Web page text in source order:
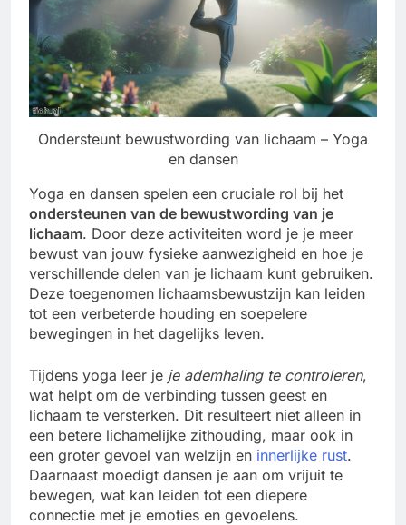
Ondersteunt bewustwording van lichaam – Yoga
en dansen
Yoga en dansen spelen een cruciale rol bij het
ondersteunen van de bewustwording van je
lichaam. Door deze activiteiten word je je meer
bewust van jouw fysieke aanwezigheid en hoe je
verschillende delen van je lichaam kunt gebruiken.
Deze toegenomen lichaamsbewustzijn kan leiden
tot een verbeterde houding en soepelere
bewegingen in het dagelijks leven.
Tijdens yoga leer je je ademhaling te controleren,
wat helpt om de verbinding tussen geest en
lichaam te versterken. Dit resulteert niet alleen in
een betere lichamelijke zithouding, maar ook in
een groter gevoel van welzijn en innerlijke rust.
Daarnaast moedigt dansen je aan om vrijuit te
bewegen, wat kan leiden tot een diepere
connectie met je emoties en gevoelens.